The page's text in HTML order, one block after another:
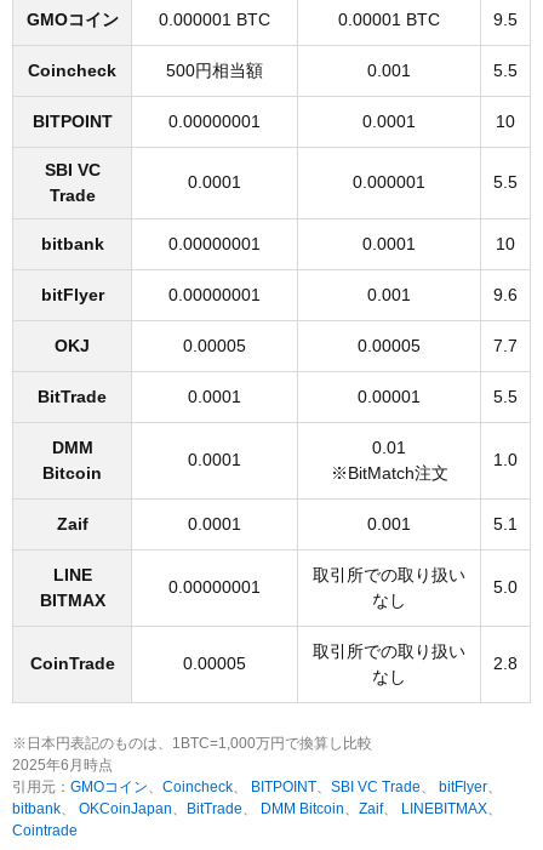
GMOコイン 0.000001 BTC 0.00001 BTC 9.5
Coincheck 500円相当額 0.001 5.5
BITPOINT 0.00000001 0.0001 10
SBI VC
Trade
0.0001 0.000001 5.5
bitbank 0.00000001 0.0001 10
bitFlyer 0.00000001 0.001 9.6
OKJ 0.00005 0.00005 7.7
BitTrade 0.0001 0.00001 5.5
DMM
Bitcoin
0.0001
0.01
※BitMatch注文
1.0
Zaif 0.0001 0.001 5.1
LINE
BITMAX
0.00000001
取引所での取り扱い
なし
5.0
CoinTrade 0.00005
取引所での取り扱い
なし
2.8
※日本円表記のものは、1BTC=1,000万円で換算し比較
2025年6月時点
引用元： GMOコイン、 Coincheck、 BITPOINT、 SBI VC Trade、 bitFlyer、
bitbank、 OKCoinJapan、 BitTrade、 DMM Bitcoin、 Zaif、 LINEBITMAX、
Cointrade